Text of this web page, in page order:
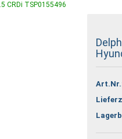
Konto
Passwort
CRDi TSP0155496